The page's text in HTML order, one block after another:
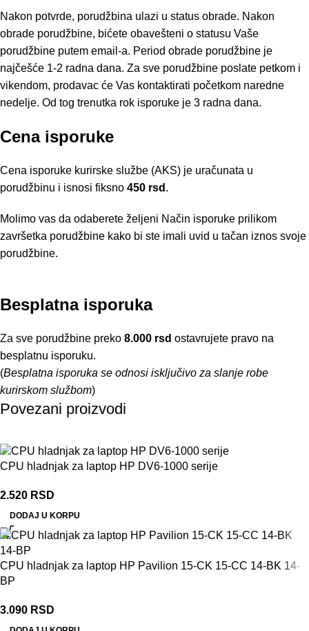
Nakon potvrde, porudžbina ulazi u status obrade. Nakon
obrade porudžbine, bićete obavešteni o statusu Vaše
porudžbine putem email-a. Period obrade porudžbine je
najčešće 1-2 radna dana. Za sve porudžbine poslate petkom i
vikendom, prodavac će Vas kontaktirati početkom naredne
nedelje. Od tog trenutka rok isporuke je 3 radna dana.
Cena isporuke
Cena isporuke kurirske službe (AKS) je uračunata u
porudžbinu i isnosi fiksno 450 rsd .
Molimo vas da odaberete željeni Način isporuke prilikom
završetka porudžbine kako bi ste imali uvid u tačan iznos svoje
porudžbine.
Besplatna isporuka
Za sve porudžbine preko 8.000 rsd ostavrujete pravo na
besplatnu isporuku.
(Besplatna isporuka se odnosi isključivo za slanje robe
kurirskom službom)
Povezani proizvodi
CPU hladnjak za laptop HP DV6-1000 serije
2.520 RSD
DODAJ U KORPU
CPU hladnjak za laptop HP Pavilion 15-CK 15-CC 14-BK 14-
BP
3.090 RSD